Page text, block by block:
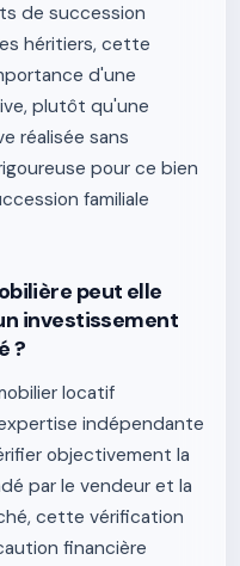
de succession
héritiers, cette
d'une
plutôt qu'une
réalisée sans
pour ce bien
familiale
peut elle
investissement
?
locatif
indépendante
objectivement la
par le vendeur et la
cette vérification
financière